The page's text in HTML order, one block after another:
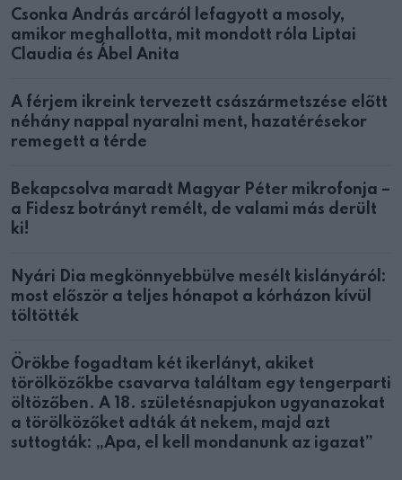
Csonka András arcáról lefagyott a mosoly,
amikor meghallotta, mit mondott róla Liptai
Claudia és Ábel Anita
A férjem ikreink tervezett császármetszése előtt
néhány nappal nyaralni ment, hazatérésekor
remegett a térde
Bekapcsolva maradt Magyar Péter mikrofonja –
a Fidesz botrányt remélt, de valami más derült
ki!
Nyári Dia megkönnyebbülve mesélt kislányáról:
most először a teljes hónapot a kórházon kívül
töltötték
Örökbe fogadtam két ikerlányt, akiket
törölközőkbe csavarva találtam egy tengerparti
öltözőben. A 18. születésnapjukon ugyanazokat
a törölközőket adták át nekem, majd azt
suttogták: „Apa, el kell mondanunk az igazat”